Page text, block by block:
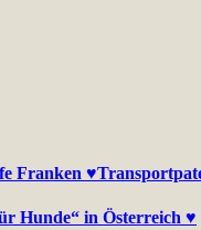
Franken
Hunde“ in Österreich ♥